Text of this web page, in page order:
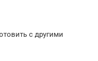
с другими